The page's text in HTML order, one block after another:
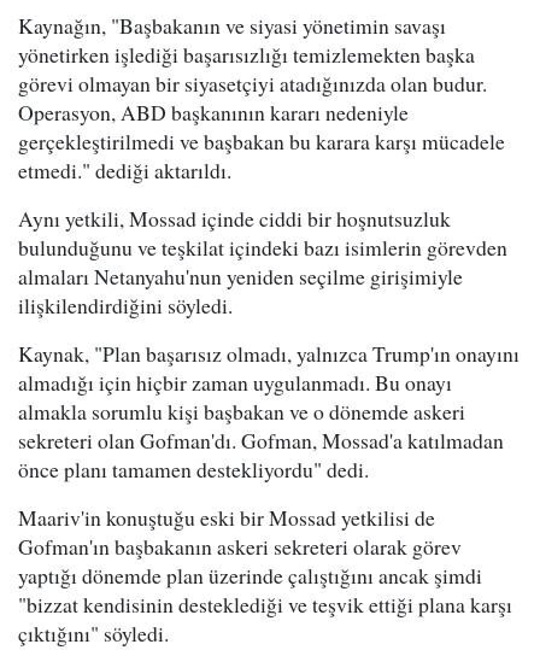
Kaynağın, "Başbakanın ve siyasi yönetimin savaşı
yönetirken işlediği başarısızlığı temizlemekten başka
görevi olmayan bir siyasetçiyi atadığınızda olan budur.
Operasyon, ABD başkanının kararı nedeniyle
gerçekleştirilmedi ve başbakan bu karara karşı mücadele
etmedi." dediği aktarıldı.
Aynı yetkili, Mossad içinde ciddi bir hoşnutsuzluk
bulunduğunu ve teşkilat içindeki bazı isimlerin görevden
almaları Netanyahu'nun yeniden seçilme girişimiyle
ilişkilendirdiğini söyledi.
Kaynak, "Plan başarısız olmadı, yalnızca Trump'ın onayını
almadığı için hiçbir zaman uygulanmadı. Bu onayı
almakla sorumlu kişi başbakan ve o dönemde askeri
sekreteri olan Gofman'dı. Gofman, Mossad'a katılmadan
önce planı tamamen destekliyordu" dedi.
Maariv'in konuştuğu eski bir Mossad yetkilisi de
Gofman'ın başbakanın askeri sekreteri olarak görev
yaptığı dönemde plan üzerinde çalıştığını ancak şimdi
"bizzat kendisinin desteklediği ve teşvik ettiği plana karşı
çıktığını" söyledi.